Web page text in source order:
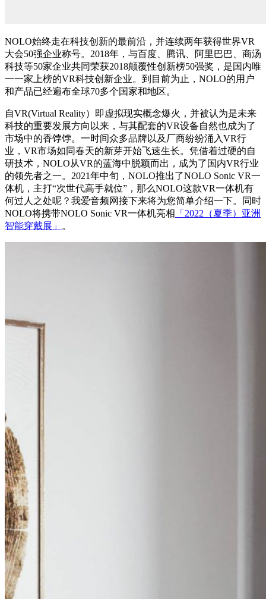
NOLO始终走在科技创新的最前沿，并连续两年获得世界VR
大会50强企业称号。2018年，与百度、腾讯、阿里巴巴、商汤
科技等50家企业共同荣获2018颠覆性创新榜50强奖，是国内唯
一一家上榜的VR科技创新企业。到目前为止，NOLO的用户
和产品已经遍布全球70多个国家和地区。
自VR(Virtual Reality）即虚拟现实概念爆火，并被认为是未来
科技的重要发展方向以来，与其配套的VR设备自然也成为了
市场中的香饽饽。一时间众多品牌以及厂商纷纷涌入VR行
业，VR市场如同春天的新芽开始飞速生长。凭借着过硬的自
研技术，NOLO从VR的蓝海中脱颖而出，成为了国内VR行业
的领先者之一。2021年中旬，NOLO推出了NOLO Sonic VR一
体机，主打“次世代高手就位”，那么NOLO这款VR一体机有
何过人之处呢？我爱音频网接下来将为您简单介绍一下。同时
NOLO将携带NOLO Sonic VR一体机亮相 「2022（夏季）亚洲
智能穿戴展」
。